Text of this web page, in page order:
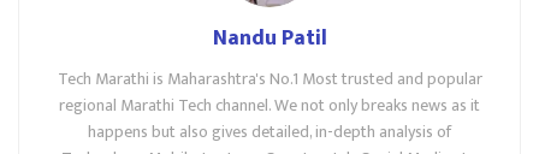
Nandu Patil
Tech Marathi is Maharashtra's No.1 Most trusted and popular
regional Marathi Tech channel. We not only breaks news as it
happens but also gives detailed, in-depth analysis of